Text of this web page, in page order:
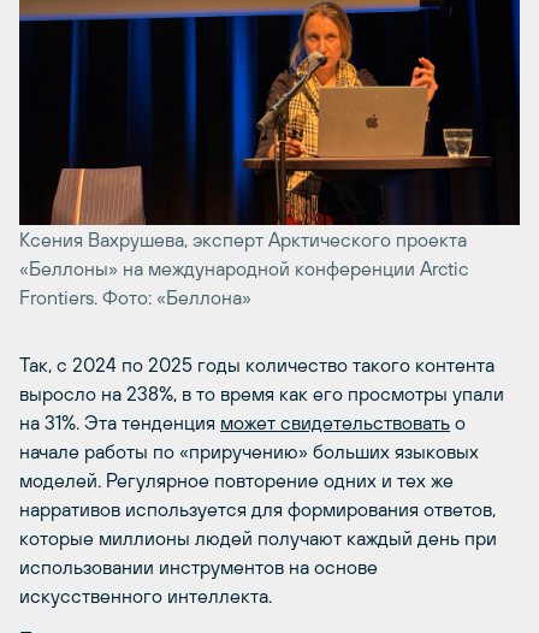
Ксения Вахрушева, эксперт Арктического проекта
«Беллоны» на международной конференции Arctic
Frontiers. Фото: «Беллона»
Так, с 2024 по 2025 годы количество такого контента
выросло на 238%, в то время как его просмотры упали
на 31%. Эта тенденция может свидетельствовать о
начале работы по «приручению» больших языковых
моделей. Регулярное повторение одних и тех же
нарративов используется для формирования ответов,
которые миллионы людей получают каждый день при
использовании инструментов на основе
искусственного интеллекта.